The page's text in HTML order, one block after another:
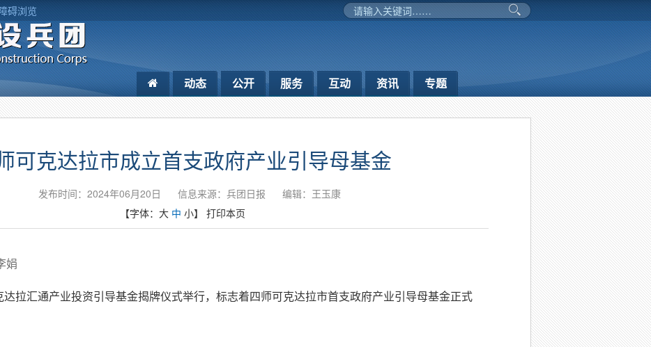
碍浏览
动态 公开 服务 互动 资讯 专题
可克达拉市成立首支政府产业引导母基金
发布时间：2024年06月20日 信息来源：兵团日报
编辑：王玉康
【字体： 大 中 小】 打印本页
娟
达拉汇通产业投资引导基金揭牌仪式举行，标志着四师可克达拉市首支政府产业引导母基金正式